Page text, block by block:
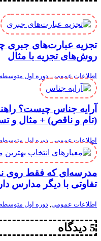
تجزیه عبارت‌های
روش‌های تجزیه با مثال
اطلاعات عمومی,دوره اول متوسطه
آرایه جناس چیست؟
(تام و ناقص) + مثال و
اطلاعات عمومی دوره اول متوسطه
مدرسه‌ای که فقط روی
تفاوتی با دیگر مدارس
اطلاعات عمومی, دوره اول متوسطه
5 دیدگاه